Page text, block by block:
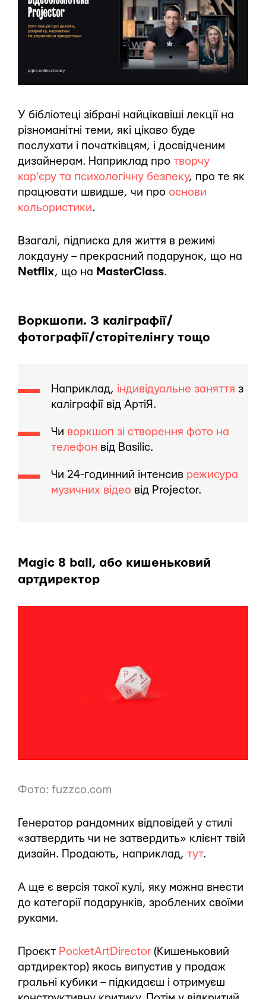
У бібліотеці зібрані найцікавіші лекції на
різноманітні теми, які цікаво буде
послухати і початківцям, і досвідченим
дизайнерам. Наприклад про творчу
кар’єру та психологічну безпеку, про те як
працювати швидше, чи про основи
кольористики.
Взагалі, підписка для життя в режимі
локдауну – прекрасний подарунок, що на
Netflix, що на MasterClass.
Воркшопи. З каліграфії/
фотографії/сторітелінгу тощо
Наприклад, індивідуальне заняття з
каліграфії від АртіЯ.
Чи воркшоп зі створення фото на
телефон від Basilic.
Чи 24-годинний інтенсив режисура
музичних відео від Projector.
Magic 8 ball, або кишеньковий
артдиректор
Фото: fuzzco.com
Генератор рандомних відповідей у стилі
«затвердить чи не затвердить» клієнт твій
дизайн. Продають, наприклад, тут.
А ще є версія такої кулі, яку можна внести
до категорії подарунків, зроблених своїми
руками.
Проєкт PocketArtDirector (Кишеньковий
артдиректор) якось випустив у продаж
гральні кубики – підкидаєш і отримуєш